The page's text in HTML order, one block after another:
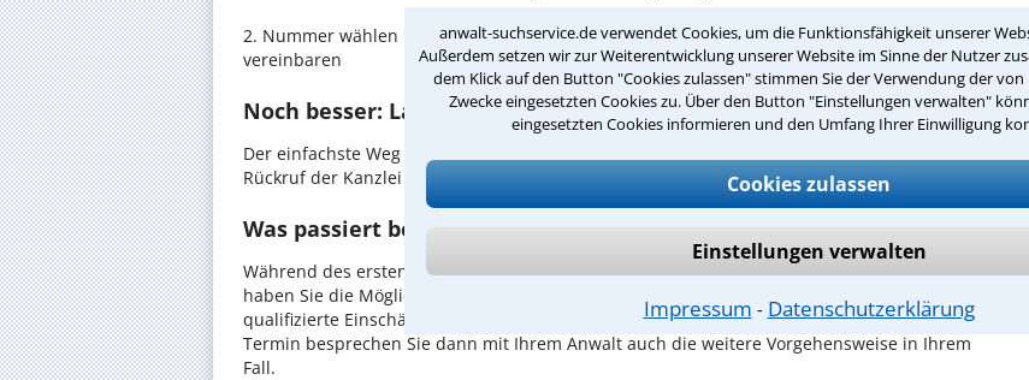
anwalt-suchservice.de verwendet Cookies, um die Funktionsfähigkeit unserer
Außerdem setzen wir zur Weiterentwicklung unserer Website im Sinne der Nutzer
dem Klick auf den Button "Cookies zulassen" stimmen Sie der Verwendung der
Zwecke eingesetzten Cookies zu. Über den Button "Einstellungen verwalten"
eingesetzten Cookies informieren und den Umfang Ihrer Einwilligung
Cookies zulassen
Einstellungen verwalten
Impressum ⁃ Datenschutzerklärung
2. Nummer wählen und direkt mit der Kanzlei in Karlsruhe einen Beratungstermin
vereinbaren
Noch besser: Lassen Sie sich zurückrufen
Der einfachste Weg zum Anwalt in Karlsruhe ist es, über unser Kontaktformular einen
Rückruf der Kanzlei anzufordern - probieren Sie es gleich aus.
Was passiert beim anwaltlichen Erstgespräch in Karlsruhe?
Während des ersten Gesprächs mit Ihrem Rechtsanwalt für Selbstanzeige in Karlsruhe
haben Sie die Möglichkeit, in Ruhe den Sachverhalt zu schildern, sodass Sie eine
qualifizierte Einschätzung zu Ihrem Fall und Ihren Erfolgsaussichten erhalten. In diesem
Termin besprechen Sie dann mit Ihrem Anwalt auch die weitere Vorgehensweise in Ihrem
Fall.